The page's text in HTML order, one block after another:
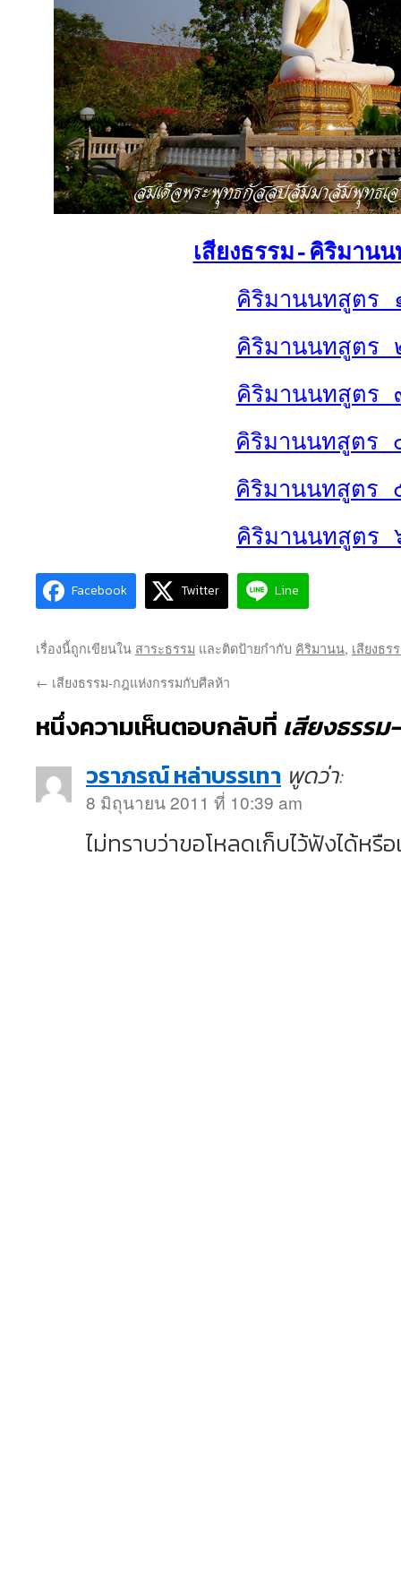
เสียงธรรม-คิริมาน
คิริมานนทสูตร
คิริมานนทสูตร
คิริมานนทสูตร
คิริมานนทสูตร
คิริมานนทสูตร
คิริมานนทสูตร
Facebook Twitter Line
เรื่องนี้ถูกเขียนใน สาระธรรม และติดป้ายกำกับ คิริมานน, เสียงธร
← เสียงธรรม-กฎแห่งกรรมกับศีลห้า
หนึ่งความเห็นตอบกลับที่ เสียงธรร
วราภรณ์ หล่าบรรเทา พูดว่า:
8 มิถุนายน 2011 ที่ 10:39 am
ไม่ทราบว่าขอโหลดเก็บไว้ฟังได้หรือ